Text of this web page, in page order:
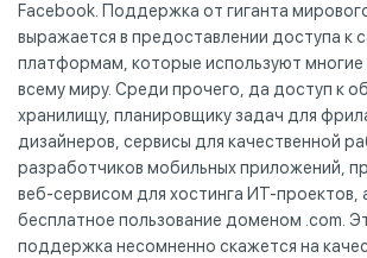
Facebook. Поддержка от гиганта
выражается в предоставлении доступа к
платформам, которые используют многие
всему миру. Среди прочего, да доступ к
хранилищу, планировщику задач для
дизайнеров, сервисы для качественной
разработчиков мобильных приложений,
веб-сервисом для хостинга ИТ-проектов,
бесплатное пользование доменом .com.
поддержка несомненно скажется на